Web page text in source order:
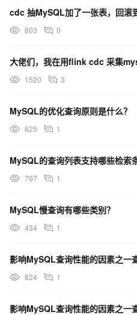
803 0
1520 3
MySQL的优化查询原则是什么？
625 1
MySQL的查询列表支持哪些检索
767 1
MySQL慢查询有哪些类别？
434 1
影响MySQL查询性能的因素之一
824 1
影响MySQL查询性能的因素之一